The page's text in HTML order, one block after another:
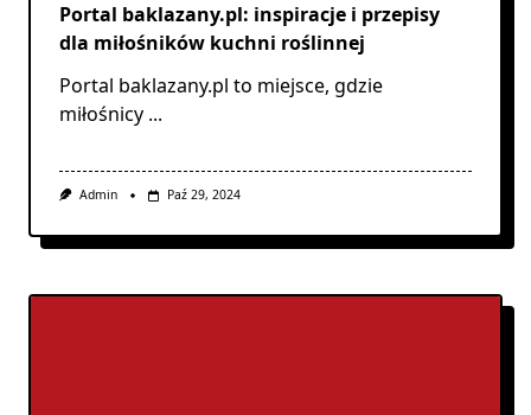
Portal baklazany.pl: inspiracje i przepisy
dla miłośników kuchni roślinnej
Portal baklazany.pl to miejsce, gdzie
miłośnicy ...
Admin Paź 29, 2024